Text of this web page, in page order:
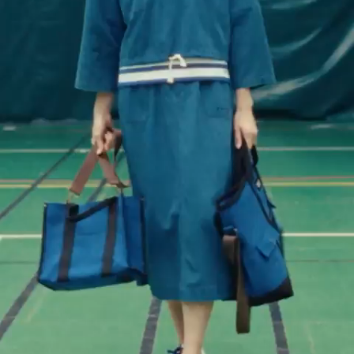
Femme
Femme
Vous ne pouvez ajouter "Veste de travail en gabardine
- 38, IVOIRE" au panier car nous n’en avons plus en
stock.
ARMOR - SAC IMPRIMÉ